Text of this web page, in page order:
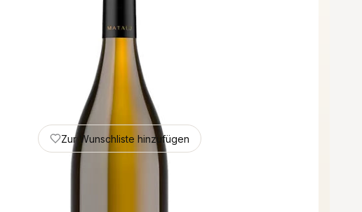
Zur Wunschliste hinzufügen